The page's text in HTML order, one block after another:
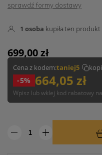
sprawdź formy dostawy
1 osoba kupiłaten produkt
699,00 zł
Cena z kodem:taniej5
-5% 664,05 zł
Wpisz lub wklej kod rabatowy